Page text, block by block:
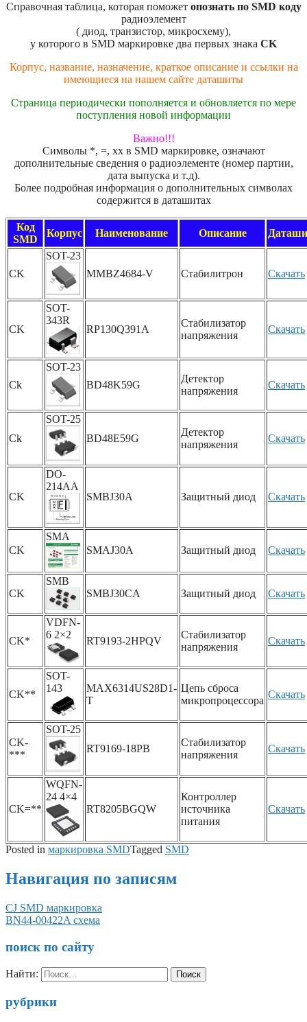
Справочная таблица, которая поможет опознать по SMD коду
радиоэлемент
( диод, транзистор, микросхему),
у которого в SMD маркировке два первых знака CK
Корпус, название, назначение, краткое описание и ссылки на
имеющиеся на нашем сайте даташиты
Страница периодически пополняется и обновляется по мере
поступления новой информации
Важно!!!
Символы *, =, xx в SMD маркировке, означают
дополнительные сведения о радиоэлементе (номер партии,
дата выпуска и т.д).
Более подробная информация о дополнительных символах
содержится в даташитах
Код
SMD
Корпус Наименование Описание
CK
SOT-23
MMBZ4684-V
Стабилитрон Скачать
CK
SOT-
343R
RP130Q391A
Стабилизатор
напряжения
Скачать
Ck
SOT-23
BD48K59G
Детектор
напряжения
Скачать
Ck
SOT-25
BD48E59G
Детектор
напряжения
Скачать
CK
DO-
214AA
SMBJ30A
Защитный диод Скачать
CK
SMA
SMAJ30A
Защитный диод Скачать
CK
SMB
SMBJ30CA
Защитный диод Скачать
CK*
VDFN-
6 2×2
RT9193-2HPQV
Стабилизатор
напряжения
Скачать
CK**
SOT-
143
MAX6314US28D1-
T
Цепь сброса
микропроцессора
Скачать
CK-
***
SOT-25
RT9169-18PB
Стабилизатор
напряжения
Скачать
CK=**
WQFN-
24 4×4
RT8205BGQW
Контроллер
источника
питания
Скачать
Posted in маркировка SMDTagged SMD
Навигация по записям
CJ SMD маркировка
BN44-00422A схема
поиск по сайту
Найти:
рубрики